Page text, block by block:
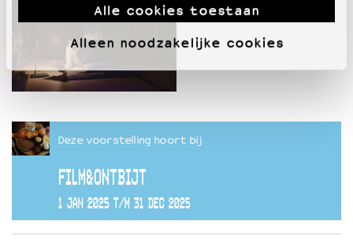
Alle cookies toestaan
Alleen noodzakelijke cookies
Deze voorstelling hoort bij
FILM&ONTBIJT
1 JAN 2025 T/M 31 DEC 2025